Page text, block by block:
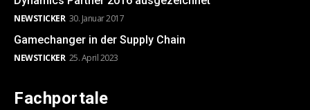
NEWSTICKER 30. Januar 2017
Gamechanger in der Supply Chain
NEWSTICKER 25. April 2023
Fachportale